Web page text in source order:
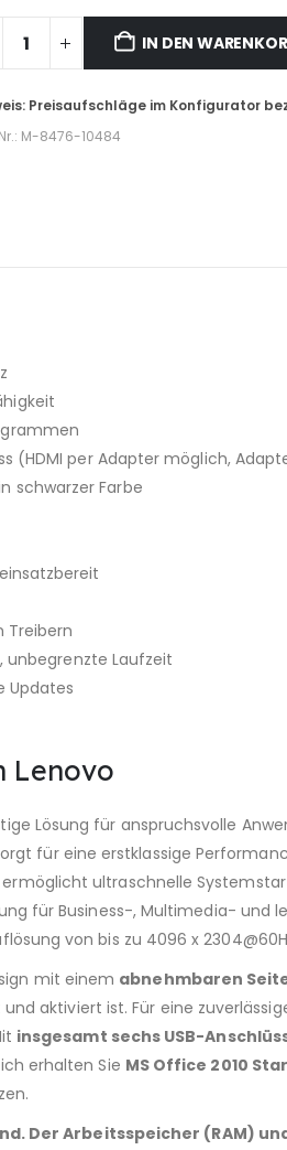
IN DEN
M-8476-10484
(HDMI per Adapter möglich,
schwarzer Farbe
Treibern
unbegrenzte Laufzeit
Updates
Lenovo
Lösung für anspruchsvolle
für eine erstklassige
ermöglicht ultraschnelle
für Business-, Multimedia- und
von bis zu 4096 x
mit einem abnehmbaren
aktiviert ist. Für eine
insgesamt sechs USB-
erhalten Sie MS Office 2010
Arbeitsspeicher (RAM)